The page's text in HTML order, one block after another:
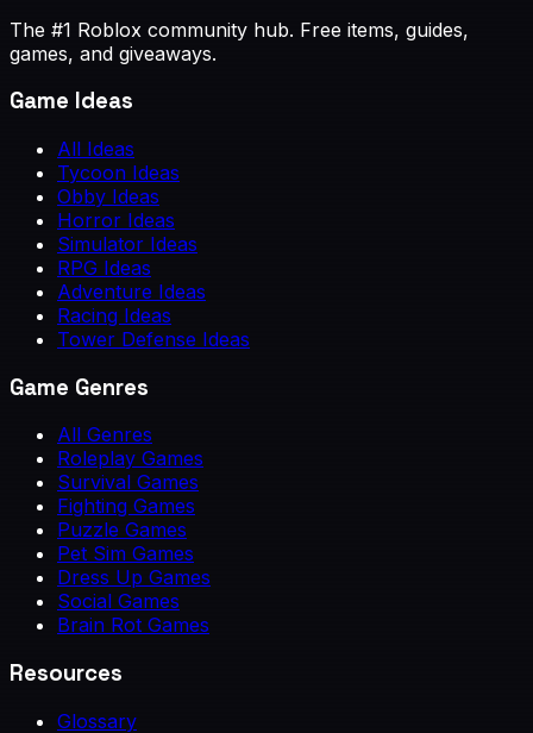
The #1 Roblox community hub. Free items, guides,
games, and giveaways.
Game Ideas
All Ideas
Tycoon Ideas
Obby Ideas
Horror Ideas
Simulator Ideas
RPG Ideas
Adventure Ideas
Racing Ideas
Tower Defense Ideas
Game Genres
All Genres
Roleplay Games
Survival Games
Fighting Games
Puzzle Games
Pet Sim Games
Dress Up Games
Social Games
Brain Rot Games
Resources
Glossary